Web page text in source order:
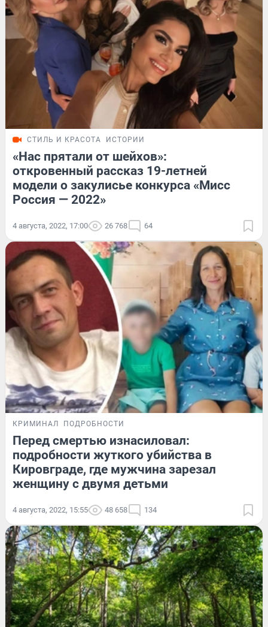
СТИЛЬ И КРАСОТА ИСТОРИИ
«Нас прятали от шейхов»:
откровенный рассказ 19-летней
модели о закулисье конкурса «Мисс
Россия — 2022»
4 августа, 2022, 17:00 26 768 64
КРИМИНАЛ ПОДРОБНОСТИ
Перед смертью изнасиловал:
подробности жуткого убийства в
Кировграде, где мужчина зарезал
женщину с двумя детьми
4 августа, 2022, 15:55 48 658 134